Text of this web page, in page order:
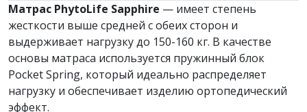
Матрас PhytoLife Sapphire — имеет степень
жесткости выше средней с обеих сторон и
выдерживает нагрузку до 150-160 кг. В качестве
основы матраса используется пружинный блок
Pocket Spring, который идеально распределяет
нагрузку и обеспечивает изделию ортопедический
эффект.